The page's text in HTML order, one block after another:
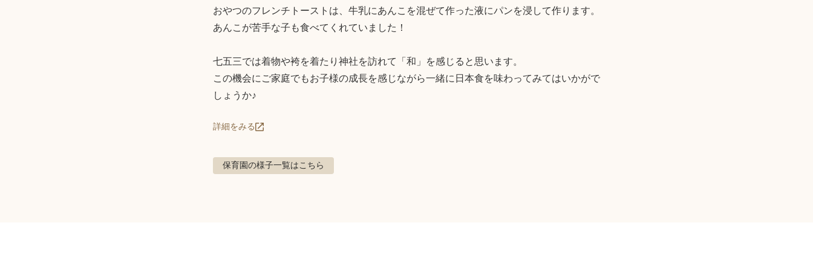
おやつのフレンチトーストは、牛乳にあんこを混ぜて作った液にパンを浸して作ります。
あんこが苦手な子も食べてくれていました！
七五三では着物や袴を着たり神社を訪れて「和」を感じると思います。
この機会にご家庭でもお子様の成長を感じながら一緒に日本食を味わってみてはいかがで
しょうか♪
詳細をみる
保育園の様子一覧はこちら